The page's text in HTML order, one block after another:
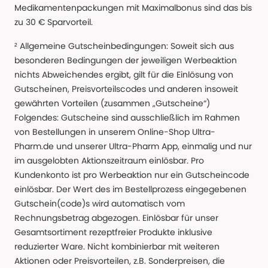
Medikamentenpackungen mit Maximalbonus sind das bis
zu 30 € Sparvorteil.
² Allgemeine Gutscheinbedingungen: Soweit sich aus
besonderen Bedingungen der jeweiligen Werbeaktion
nichts Abweichendes ergibt, gilt für die Einlösung von
Gutscheinen, Preisvorteilscodes und anderen insoweit
gewährten Vorteilen (zusammen „Gutscheine“)
Folgendes: Gutscheine sind ausschließlich im Rahmen
von Bestellungen in unserem Online-Shop Ultra-
Pharm.de und unserer Ultra-Pharm App, einmalig und nur
im ausgelobten Aktionszeitraum einlösbar. Pro
Kundenkonto ist pro Werbeaktion nur ein Gutscheincode
einlösbar. Der Wert des im Bestellprozess eingegebenen
Gutschein(code)s wird automatisch vom
Rechnungsbetrag abgezogen. Einlösbar für unser
Gesamtsortiment rezeptfreier Produkte inklusive
reduzierter Ware. Nicht kombinierbar mit weiteren
Aktionen oder Preisvorteilen, z.B. Sonderpreisen, die